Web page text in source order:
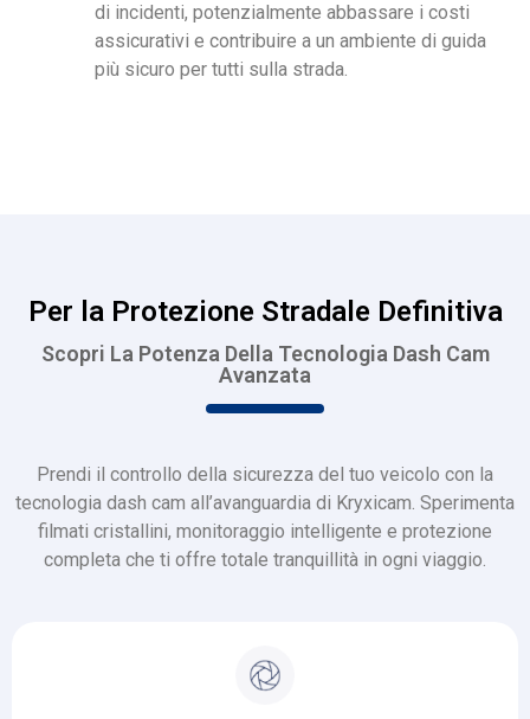
di incidenti, potenzialmente abbassare i costi
assicurativi e contribuire a un ambiente di guida
più sicuro per tutti sulla strada.
Per la Protezione Stradale Definitiva
Scopri La Potenza Della Tecnologia Dash Cam
Avanzata
Prendi il controllo della sicurezza del tuo veicolo con la
tecnologia dash cam all’avanguardia di Kryxicam. Sperimenta
filmati cristallini, monitoraggio intelligente e protezione
completa che ti offre totale tranquillità in ogni viaggio.